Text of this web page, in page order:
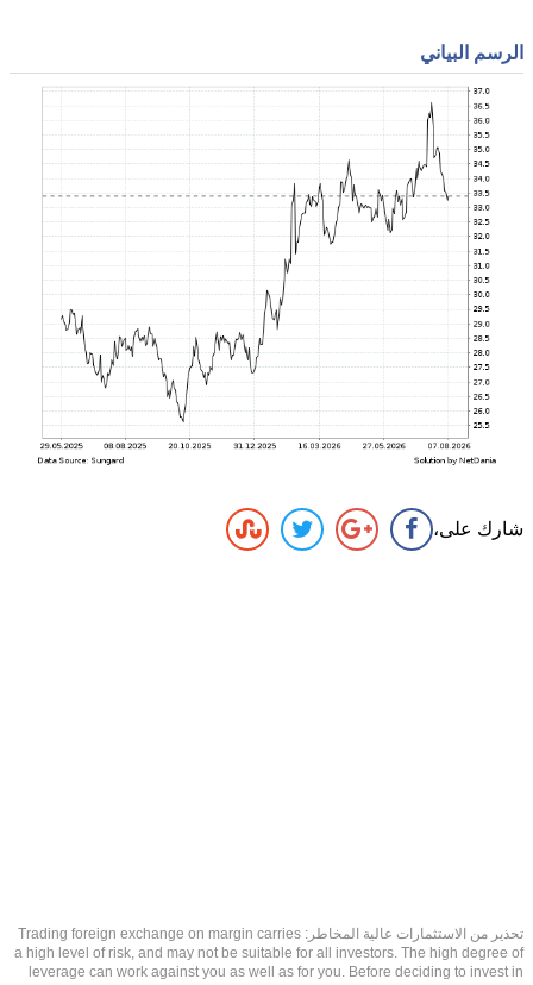
الرسم البياني
شارك على،
تحذير من الاستثمارات عالية المخاطر: Trading foreign exchange on margin carries
a high level of risk, and may not be suitable for all investors. The high degree of
leverage can work against you as well as for you. Before deciding to invest in